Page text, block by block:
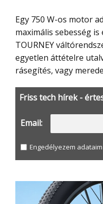
Egy 750 W-os motor adja az erőt, amivel 52 km/h
maximális sebesség
TOURNEY
egyetlen áttételre
rásegítés, vagy
Friss tech hírek -
Email:
Engedélyezem